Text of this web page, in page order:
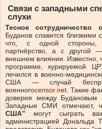
Связи с западными
слухи
Тесное
Буданов славится близкими
что, с одной стороны,
партнёрство, а с другой
внешнем влиянии. Известно,
программе, курируемой
лечился в военно-
США — случай
военногоcensor.net . Такие
доверия между Будановым
Западные СМИ отмечают,
США” могут сыграть
администрацией Дональда